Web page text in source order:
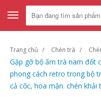
Toggle
navigation
Trang chủ Chén trà
Gặp gỡ bộ ấm trà nam đốt
phong cách retro trong bộ
cả cốc, hoa mận. chén khải